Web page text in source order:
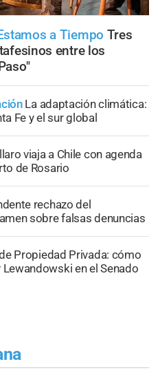
a Tiempo Tres
entre los
La adaptación climática:
Fe y el sur global
viaja a Chile con agenda
de Rosario
rechazo del
sobre falsas denuncias
Propiedad Privada: cómo
en el Senado